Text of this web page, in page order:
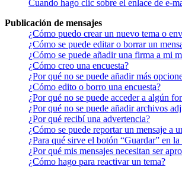
Cuando hago clic sobre el enlace de e-
Publicación de mensajes
¿Cómo puedo crear un nuevo tema o
¿Cómo se puede editar o borrar un
¿Cómo se puede añadir una firma a mi
¿Cómo creo una encuesta?
¿Por qué no se puede añadir más
¿Cómo edito o borro una encuesta?
¿Por qué no se puede acceder a algún
¿Por qué no se puede añadir archivos
¿Por qué recibí una advertencia?
¿Cómo se puede reportar un mensaje a
¿Para qué sirve el botón “Guardar” en
¿Por qué mis mensajes necesitan ser
¿Cómo hago para reactivar un tema?